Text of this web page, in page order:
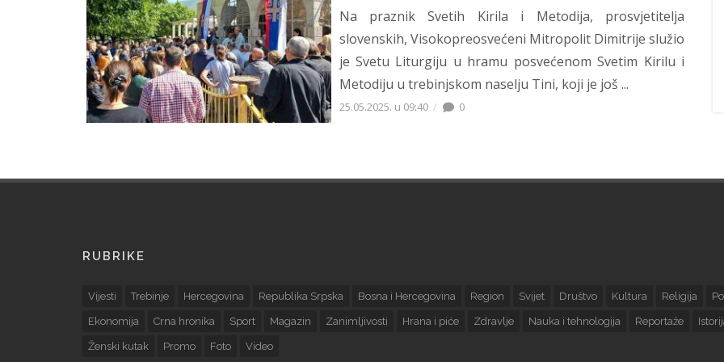
Na praznik Svetih Kirila i Metodija, prosvjetitelja
slovenskih, Visokopreosvećeni Mitropolit Dimitrije služio
je Svetu Liturgiju u hramu posvećenom Svetim Kirilu i
Metodiju u trebinjskom naselju Tini, koji je još ...
25.05.2025. u 09:40 0
RUBRIKE
Vijesti Trebinje Hercegovina Republika Srpska Bosna i Hercegovina Region Svijet Društvo Kultura Religija
Ekonomija Crna hronika Sport Magazin Zanimljivosti Hrana i piće Zdravlje Nauka i tehnologija Reportaže
Ženski kutak Promo Foto Video